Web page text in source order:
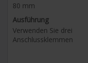
80 mm
Ausführung
Verwenden Sie drei
Anschlussklemmen